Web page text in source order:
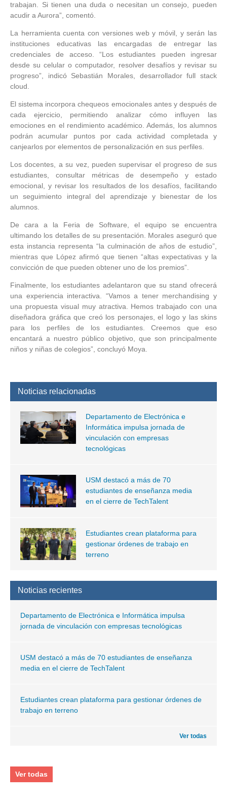
trabajan. Si tienen una duda o necesitan un consejo, pueden
acudir a Aurora”, comentó.
La herramienta cuenta con versiones web y móvil, y serán las
instituciones educativas las encargadas de entregar las
credenciales de acceso. “Los estudiantes pueden ingresar
desde su celular o computador, resolver desafíos y revisar su
progreso”, indicó Sebastián Morales, desarrollador full stack
cloud.
El sistema incorpora chequeos emocionales antes y después de
cada ejercicio, permitiendo analizar cómo influyen las
emociones en el rendimiento académico. Además, los alumnos
podrán acumular puntos por cada actividad completada y
canjearlos por elementos de personalización en sus perfiles.
Los docentes, a su vez, pueden supervisar el progreso de sus
estudiantes, consultar métricas de desempeño y estado
emocional, y revisar los resultados de los desafíos, facilitando
un seguimiento integral del aprendizaje y bienestar de los
alumnos.
De cara a la Feria de Software, el equipo se encuentra
ultimando los detalles de su presentación. Morales aseguró que
esta instancia representa “la culminación de años de estudio”,
mientras que López afirmó que tienen “altas expectativas y la
convicción de que pueden obtener uno de los premios”.
Finalmente, los estudiantes adelantaron que su stand ofrecerá
una experiencia interactiva. “Vamos a tener merchandising y
una propuesta visual muy atractiva. Hemos trabajado con una
diseñadora gráfica que creó los personajes, el logo y las skins
para los perfiles de los estudiantes. Creemos que eso
encantará a nuestro público objetivo, que son principalmente
niños y niñas de colegios”, concluyó Moya.
Noticias relacionadas
Departamento de Electrónica e
Informática impulsa jornada de
vinculación con empresas
tecnológicas
USM destacó a más de 70
estudiantes de enseñanza media
en el cierre de TechTalent
Estudiantes crean plataforma para
gestionar órdenes de trabajo en
terreno
Noticias recientes
Departamento de Electrónica e Informática impulsa
jornada de vinculación con empresas tecnológicas
USM destacó a más de 70 estudiantes de enseñanza
media en el cierre de TechTalent
Estudiantes crean plataforma para gestionar órdenes de
trabajo en terreno
Ver todas
Ver todas